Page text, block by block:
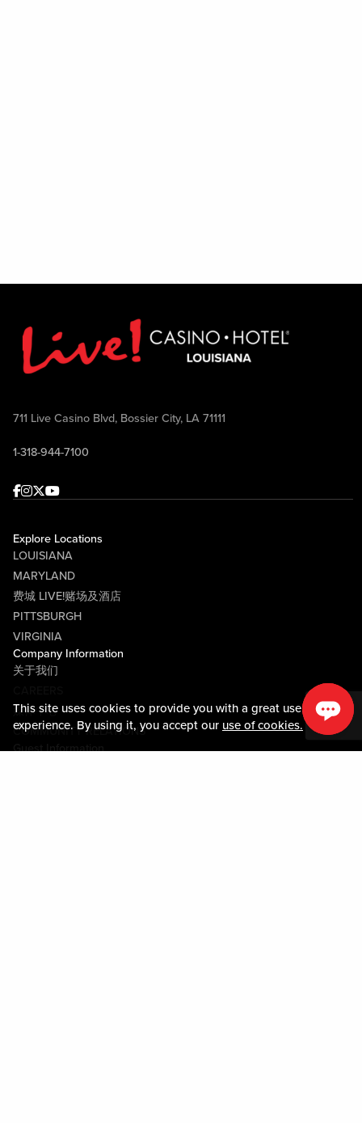
This site uses cookies to provide you with a great user
experience. By using it, you accept our use of cookies.
711 Live Casino Blvd, Bossier City, LA 71111
1-318-944-7100
Facebook
Instagram
Twitter
Youtube
Explore Locations
LOUISIANA
MARYLAND
费城 LIVE!赌场及酒店
PITTSBURGH
VIRGINIA
Company Information
关于我们
媒体中心
COMMUNITY RELATIONS
Guest Information